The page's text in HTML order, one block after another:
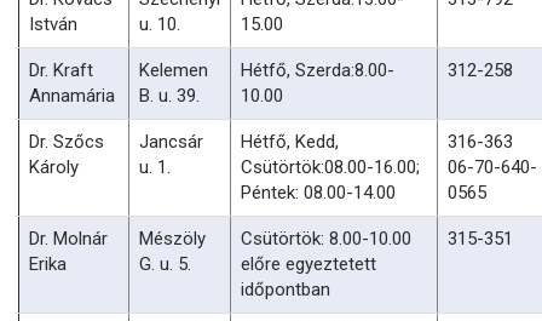
István
u. 10.
15.00
Dr. Kraft
Annamária
Kelemen
B. u. 39.
Hétfő, Szerda:8.00-
10.00
312-258
Dr. Szőcs
Károly
Jancsár
u. 1.
Hétfő, Kedd,
Csütörtök:08.00-16.00;
Péntek: 08.00-14.00
316-363
06-70-640-
0565
Dr. Molnár
Erika
Mészöly
G. u. 5.
Csütörtök: 8.00-10.00
előre egyeztetett
időpontban
315-351